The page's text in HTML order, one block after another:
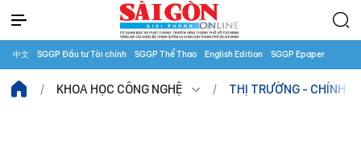
中文 SGGP Đầu tư Tài chính SGGP Thể Thao English Edition SGGP Epaper
KHOA HỌC CÔNG NGHỆ THỊ TRƯỜNG - CHÍNH